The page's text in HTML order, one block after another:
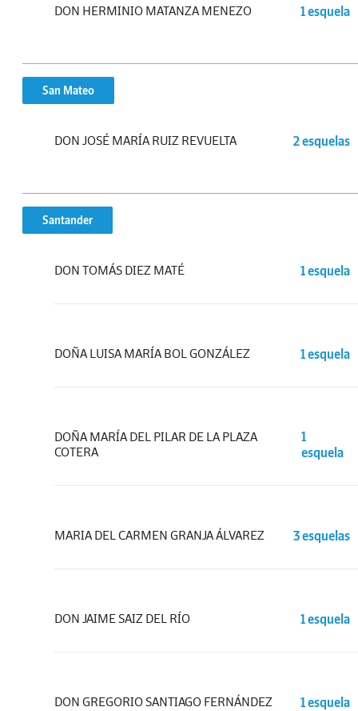
DON HERMINIO MATANZA MENEZO 1 esquela
San Mateo
DON JOSÉ MARÍA RUIZ REVUELTA 2 esquelas
Santander
DON TOMÁS DIEZ MATÉ 1 esquela
DOÑA LUISA MARÍA BOL GONZÁLEZ 1 esquela
DOÑA MARÍA DEL PILAR DE LA PLAZA
COTERA
1
esquela
MARIA DEL CARMEN GRANJA ÁLVAREZ 3 esquelas
DON JAIME SAIZ DEL RÍO 1 esquela
DON GREGORIO SANTIAGO FERNÁNDEZ 1 esquela